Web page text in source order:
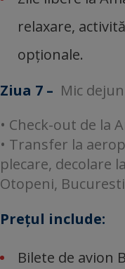
relaxare,
opționale.
Ziua 7 – Mic
• Check-out de la
• Transfer la
plecare, decolare
Otopeni,
Preţul include:
Bilete de avion